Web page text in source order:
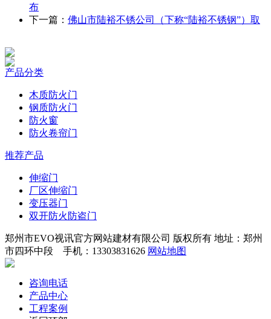
布
下一篇： 佛山市陆裕不锈公司（下称“陆裕不锈钢”）取
产品分类
木质防火门
钢质防火门
防火窗
防火卷帘门
推荐产品
伸缩门
厂区伸缩门
变压器门
双开防火防盗门
郑州市EVO视讯官方网站建材有限公司 版权所有 地址：郑州
市四环中段 手机：13303831626 网站地图
咨询电话
产品中心
工程案例